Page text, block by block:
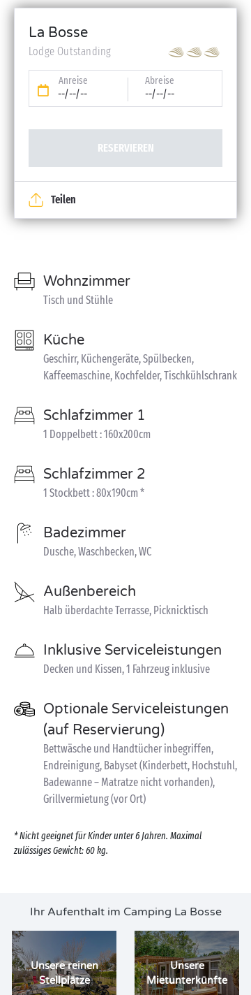
La Bosse
Lodge Outstanding
Anreise
--/--/--
Abreise
--/--/--
RESERVIEREN
Teilen
Wohnzimmer
Tisch und Stühle
Küche
Geschirr, Küchengeräte, Spülbecken,
Kaffeemaschine, Kochfelder, Tischkühlschrank
Schlafzimmer 1
1 Doppelbett : 160x200cm
Schlafzimmer 2
1 Stockbett : 80x190cm *
Badezimmer
Dusche, Waschbecken, WC
Außenbereich
Halb überdachte Terrasse, Picknicktisch
Inklusive Serviceleistungen
Decken und Kissen, 1 Fahrzeug inklusive
Optionale Serviceleistungen
(auf Reservierung)
Bettwäsche und Handtücher inbegriffen,
Endreinigung, Babyset (Kinderbett, Hochstuhl,
Badewanne – Matratze nicht vorhanden),
Grillvermietung (vor Ort)
* Nicht geeignet für Kinder unter 6 Jahren. Maximal
zulässiges Gewicht: 60 kg.
Ihr Aufenthalt im Camping La Bosse
Unsere reinen
Stellplätze
Unsere
Mietunterkünfte